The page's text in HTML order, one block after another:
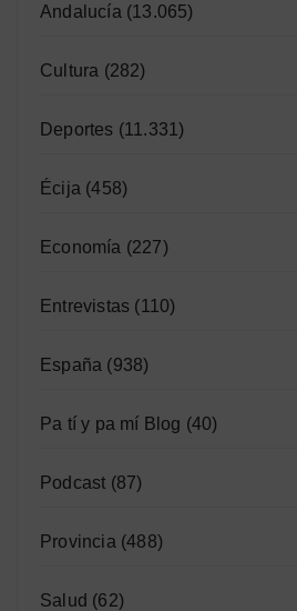
Andalucía (13.065)
Cultura (282)
Deportes (11.331)
Écija (458)
Economía (227)
Entrevistas (110)
España (938)
Pa tí y pa mí Blog (40)
Podcast (87)
Provincia (488)
Salud (62)